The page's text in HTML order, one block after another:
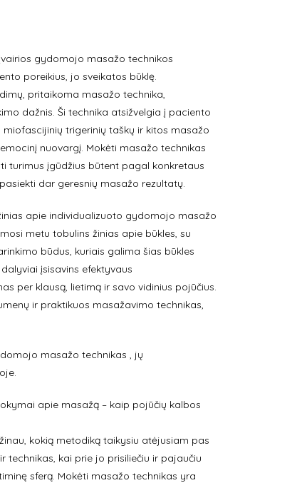
gydomojo masažo technikos
poreikius, jo sveikatos būklę.
pritaikoma masažo technika,
dažnis. Ši technika atsižvelgia į paciento
miofascijinių trigerinių taškų ir kitos masažo
nuovargį. Mokėti masažo technikas
turimus įgūdžius būtent pagal konkretaus
dar geresnių masažo rezultatų.
apie individualizuoto gydomojo masažo
metu tobulins žinias apie būkles, su
būdus, kuriais galima šias būkles
įsisavins efektyvaus
per klausą, lietimą ir savo vidinius pojūčius.
ir praktikuos masažavimo technikas,
masažo technikas , jų
apie masažą – kaip pojūčių kalbos
kokią metodiką taikysiu atėjusiam pas
technikas, kai prie jo prisiliečiu ir pajaučiu
sferą. Mokėti masažo technikas yra